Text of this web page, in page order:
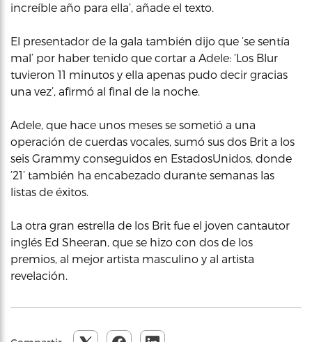
increíble año para ella’, añade el texto.
El presentador de la gala también dijo que ‘se sentía
mal’ por haber tenido que cortar a Adele: ‘Los Blur
tuvieron 11 minutos y ella apenas pudo decir gracias
una vez’, afirmó al final de la noche.
Adele, que hace unos meses se sometió a una
operación de cuerdas vocales, sumó sus dos Brit a los
seis Grammy conseguidos en EstadosUnidos, donde
’21’ también ha encabezado durante semanas las
listas de éxitos.
La otra gran estrella de los Brit fue el joven cantautor
inglés Ed Sheeran, que se hizo con dos de los
premios, al mejor artista masculino y al artista
revelación.